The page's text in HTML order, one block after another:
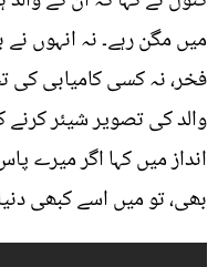
میں مگن رہے۔ نہ انہوں
فخر، نہ کسی کامیابی
والد کی تصویر شیئر کرنے
انداز میں کہا اگر میرے
بھی، تو میں اسے کبھی